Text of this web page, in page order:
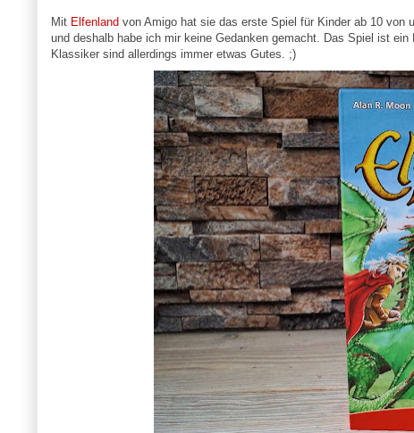
Mit Elfenland von Amigo hat sie das erste Spiel für Kinder ab 10
und deshalb habe ich mir keine Gedanken gemacht. Das Spiel ist
Klassiker sind allerdings immer etwas Gutes. ;)